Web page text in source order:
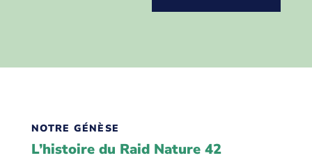
NOTRE GÉNÈSE
L’histoire du Raid Nature 42